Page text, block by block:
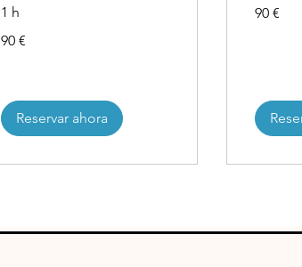
1 h
euros
90 €
Reservar ahora
euros
90 €